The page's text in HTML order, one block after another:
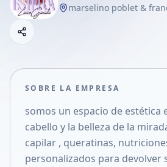
marselino poblet &
Compartir empresa
Compartir en X
SOBRE LA EMPRESA
somos un espacio de estética
cabello y la belleza de la
capilar , queratinas,
personalizados para devolver